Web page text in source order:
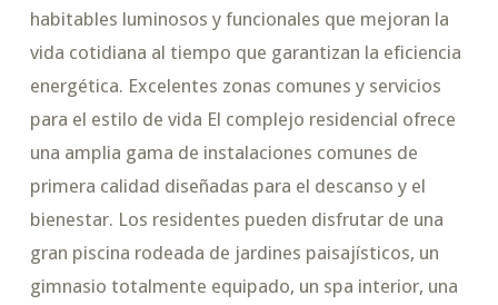
habitables luminosos y funcionales que mejoran la
vida cotidiana al tiempo que garantizan la eficiencia
energética. Excelentes zonas comunes y servicios
para el estilo de vida El complejo residencial ofrece
una amplia gama de instalaciones comunes de
primera calidad diseñadas para el descanso y el
bienestar. Los residentes pueden disfrutar de una
gran piscina rodeada de jardines paisajísticos, un
gimnasio totalmente equipado, un spa interior, una